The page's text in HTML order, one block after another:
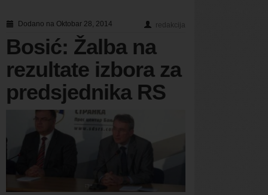
Dodano na Oktobar 28, 2014 redakcija
Bosić: Žalba na
rezultate izbora za
predsjednika RS